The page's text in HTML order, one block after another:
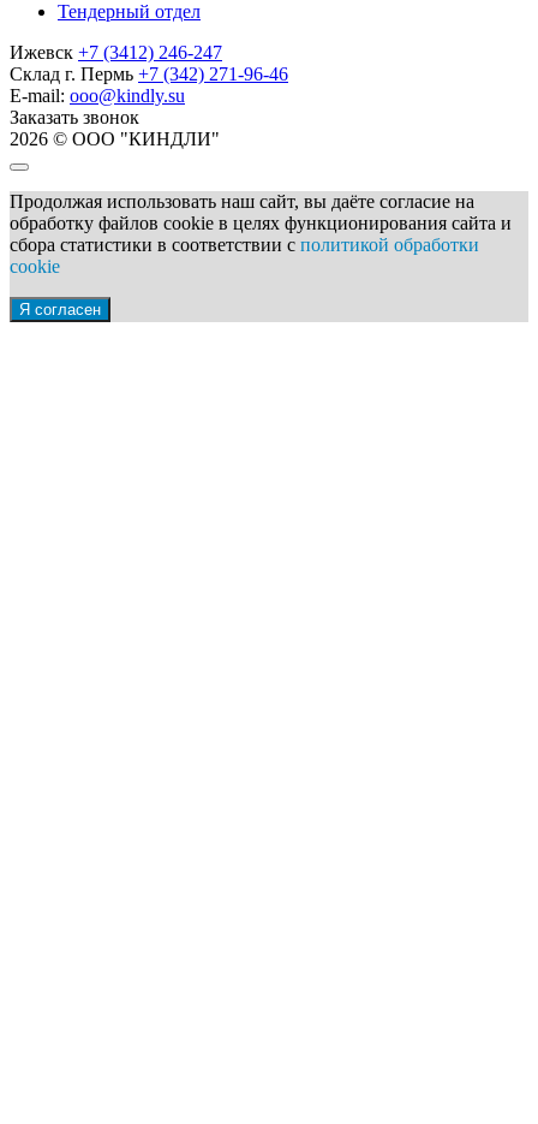
Тендерный отдел
Ижевск +7 (3412) 246-247
Склад г. Пермь +7 (342) 271-96-46
E-mail: ooo@kindly.su
Заказать звонок
2026 © ООО "КИНДЛИ"
Продолжая использовать наш сайт, вы даёте согласие на
обработку файлов cookie в целях функционирования сайта и
сбора статистики в соответствии с политикой обработки
cookie
Я согласен